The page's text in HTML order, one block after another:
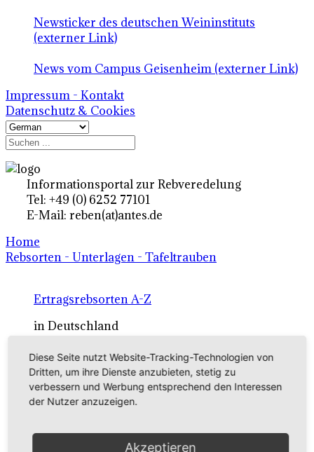
Newsticker des deutschen Weininstituts
(externer Link)
News vom Campus Geisenheim (externer Link)
Impressum - Kontakt
Datenschutz & Cookies
Informationsportal zur Rebveredelung
Tel: +49 (0) 6252 77101
E-Mail: reben(at)antes.de
Home
Rebsorten - Unterlagen - Tafeltrauben
Ertragsrebsorten A-Z
in Deutschland
Rebsorten international
externe Links
Tafeltraubensorten
Diese Seite nutzt Website-Tracking-Technologien von
Dritten, um ihre Dienste anzubieten, stetig zu
verbessern und Werbung entsprechend den Interessen
der Nutzer anzuzeigen.
Akzeptieren